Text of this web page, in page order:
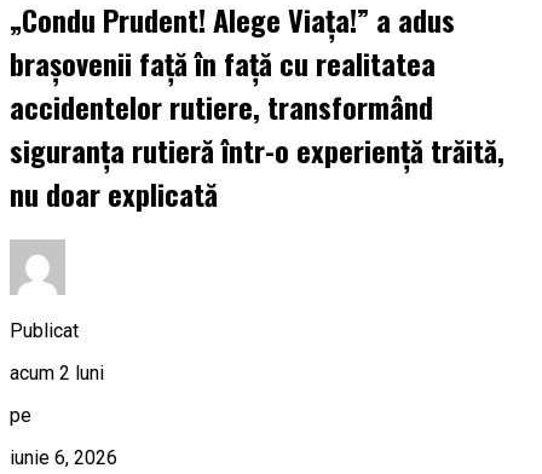
„Condu Prudent! Alege Viața!” a adus
brașovenii față în față cu realitatea
accidentelor rutiere, transformând
siguranța rutieră într-o experiență trăită,
nu doar explicată
Publicat
acum 2 luni
pe
iunie 6, 2026